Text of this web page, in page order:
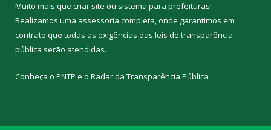
Muito mais que criar site ou sistema para prefeituras!
Realizamos uma assessoria completa, onde garantimos em
contrato que todas as exigências das leis de transparência
pública serão atendidas.
Conheça o PNTP e o Radar da Transparência Pública